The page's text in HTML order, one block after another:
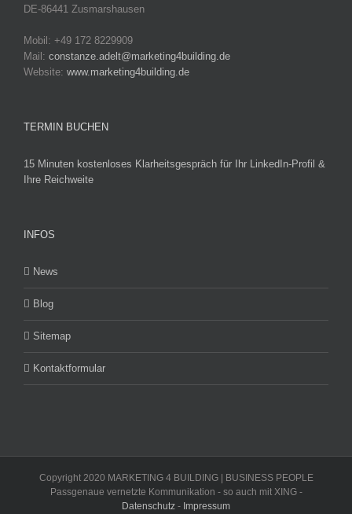
DE-86441 Zusmarshausen
Mobil: +49 172 8229909
Mail: constanze.adelt@marketing4building.de
Website: www.marketing4building.de
TERMIN BUCHEN
15 Minuten kostenloses Klarheitsgespräch für Ihr LinkedIn-Profil &
Ihre Reichweite
INFOS
News
Blog
Sitemap
Kontaktformular
Copyright 2020 MARKETING 4 BUILDING | BUSINESS PEOPLE
Passgenaue vernetzte Kommunikation - so auch mit XING -
Datenschutz - Impressum